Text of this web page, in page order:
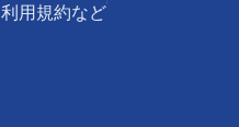
利用規約など